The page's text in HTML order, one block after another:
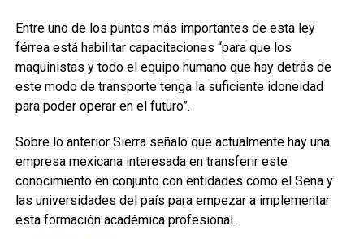
Entre uno de los puntos más importantes de esta ley
férrea está habilitar capacitaciones “para que los
maquinistas y todo el equipo humano que hay detrás de
este modo de transporte tenga la suficiente idoneidad
para poder operar en el futuro”.
Sobre lo anterior Sierra señaló que actualmente hay una
empresa mexicana interesada en transferir este
conocimiento en conjunto con entidades como el Sena y
las universidades del país para empezar a implementar
esta formación académica profesional.